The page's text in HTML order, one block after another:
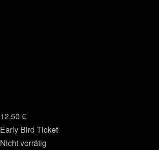
12,50 €
Early Bird Ticket
Nicht vorrätig